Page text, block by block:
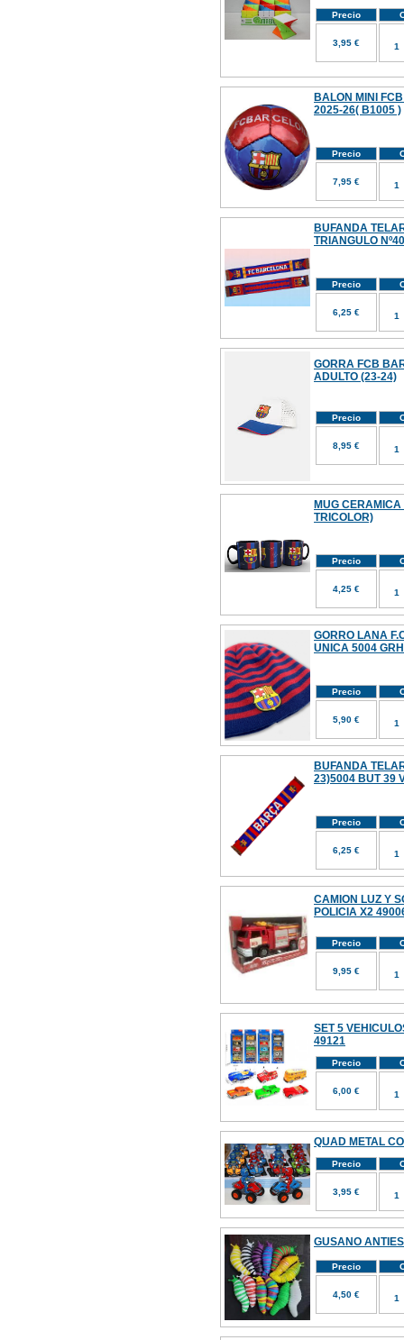
Precio
3,95 €
BALON MINI
2025-26( B1005 )
Precio
7,95 €
BUFANDA
TRIANGULO Nº40
Precio
6,25 €
GORRA FCB
ADULTO (23-24)
Precio
8,95 €
MUG
TRICOLOR)
Precio
4,25 €
GORRO LANA
UNICA 5004
Precio
5,90 €
BUFANDA
23)5004 BUT 39
Precio
6,25 €
CAMION LUZ Y
POLICIA X2
Precio
9,95 €
SET 5
49121
Precio
6,00 €
QUAD METAL
Precio
3,95 €
GUSANO
Precio
4,50 €